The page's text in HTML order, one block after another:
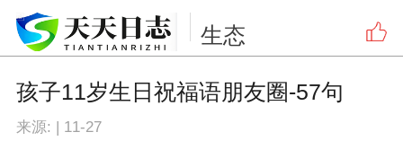
生态
孩子11岁生日祝福语朋友圈-57句
来源: | 11-27